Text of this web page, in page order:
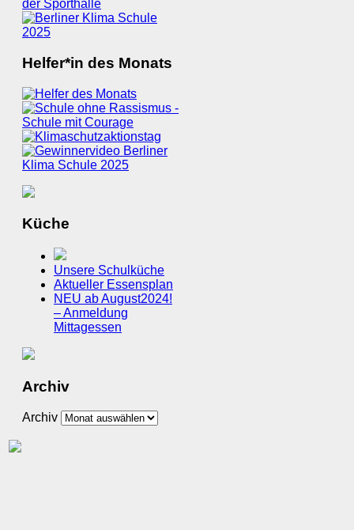
Helfer*in des Monats
Küche
Unsere Schulküche
Aktueller Essensplan
NEU ab August2024!
– Anmeldung
Mittagessen
Archiv
Archiv